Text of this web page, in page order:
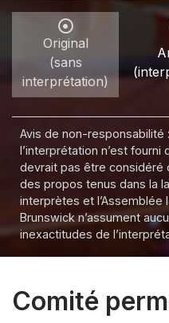
Original
(sans
interprétation)
Avis de non-responsabilité
l’interprétation n’est fourni
devrait pas être considéré
des propos tenus dans la
interprètes et l’Assemblée
Brunswick n’assument
inexactitudes de
Comité